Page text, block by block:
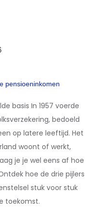
pensioeninkomen
basis In 1957 voerde
bedoeld
op latere leeftijd. Het
woont of werkt,
je je wel eens af hoe
hoe de drie pijlers
stuk voor stuk
toekomst.